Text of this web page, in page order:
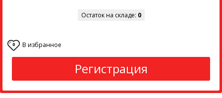
Остаток на складе: 0
0 В избранное
Регистрация